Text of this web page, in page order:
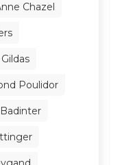
Chazel
Poulidor